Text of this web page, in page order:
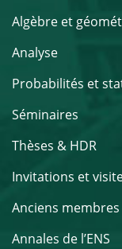
Algèbre et
Analyse
Probabilités et
Séminaires
Thèses & HDR
Invitations et
Anciens membres
Annales de l’ENS